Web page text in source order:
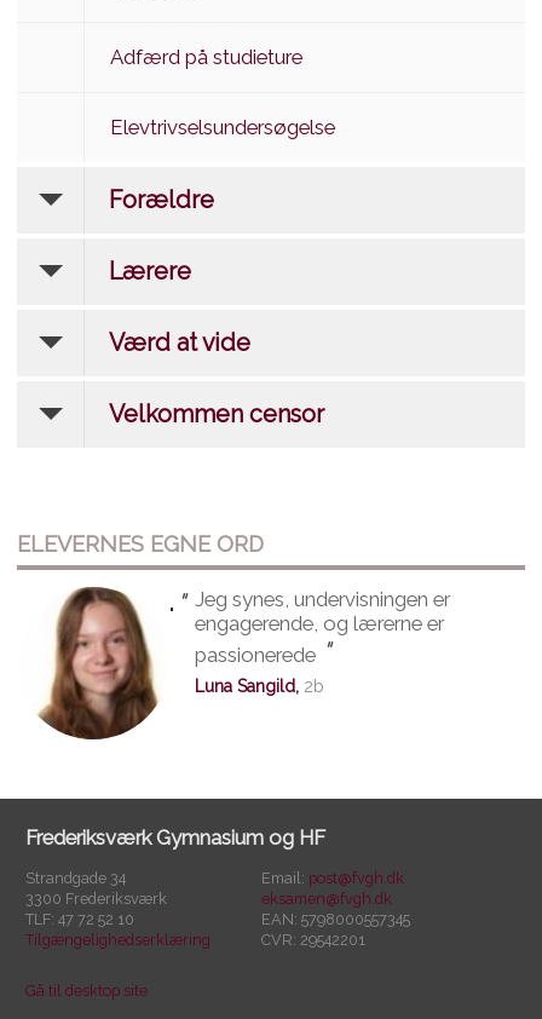
Adfærd på studieture
Elevtrivselsundersøgelse
Forældre
Lærere
Værd at vide
Velkommen censor
ELEVERNES EGNE ORD
" " Jeg synes, undervisningen er
engagerende, og lærerne er
passionerede "
Luna Sangild, 2b
Frederiksværk Gymnasium og HF
Strandgade 34
3300 Frederiksværk
TLF: 47 72 52 10
Tilgængelighedserklæring
Email: post@fvgh.dk
eksamen@fvgh.dk
EAN: 5798000557345
CVR: 29542201
Gå til desktop site